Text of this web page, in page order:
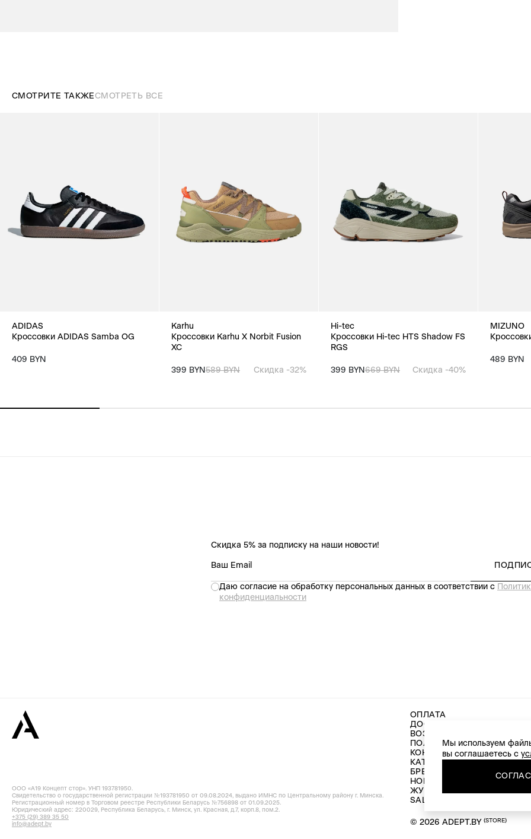
СМОТРИТЕ ТАКЖЕСМОТРЕТЬ ВСЕ
ADIDAS
Кроссовки ADIDAS Samba OG
409 BYN
Karhu
Кроссовки Karhu X Norbit Fusion
XC
399 BYN 589 BYN Скидка -32%
Hi-tec
Кроссовки Hi-tec HTS Shadow FS
RGS
399 BYN 669 BYN Скидка -40%
MIZUNO
489 BYN
Скидка 5% за подписку на наши новости!
Даю согласие на обработку персональных данных в соответствии с
конфиденциальности
ООО «А19 Концепт стор». УНП 193781950.
Свидетельство о государственной регистрации №193781950 от 09.08.2024, выдано ИМНС по Центральному району г. Минска.
Регистрационный номер в Торговом реестре Республики Беларусь №756898 от 01.09.2025.
Юридический адрес: 220029, Республика Беларусь, г. Минск, ул. Красная, д.7, корп.8, пом.2.
+375 (29) 389 35 50
info@adept.by
ОПЛАТА
ДОСТАВКА
ВОЗВРАТ И ОБМЕН
ПОЛИТИКА
КОНТАКТЫ
КАТАЛОГ
БРЕНДЫ
НОВИНКИ
ЖУРНАЛ
SALE
© 2026 ADEPT.BY (STORE)
Мы используем
вы соглашаетесь с